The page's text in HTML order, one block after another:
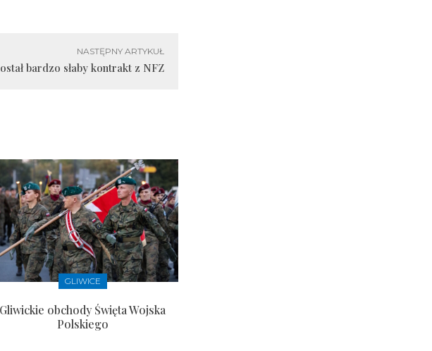
NASTĘPNY ARTYKUŁ
bardzo słaby kontrakt z NFZ
GLIWICE
Gliwickie obchody Święta Wojska
Polskiego